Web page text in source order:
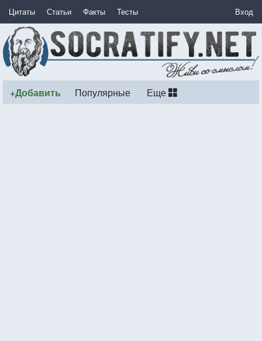
Цитаты Статьи Факты Тесты Вход
+Добавить Популярные Еще